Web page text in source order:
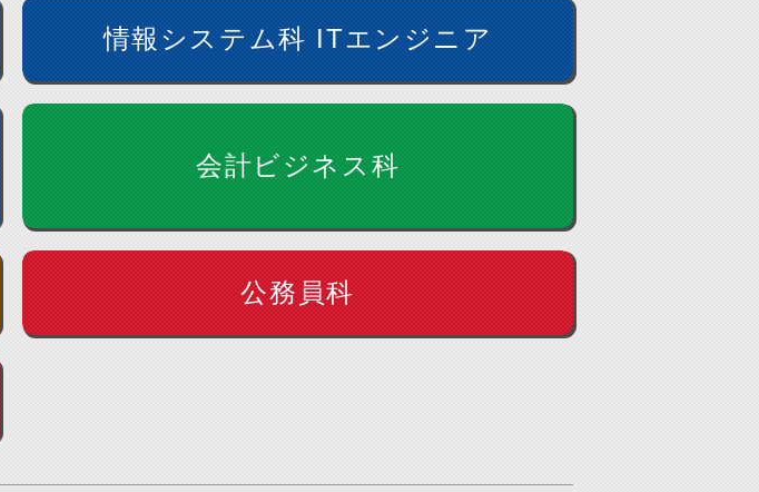
情報システム科 ITエンジニア
会計ビジネス科
公務員科